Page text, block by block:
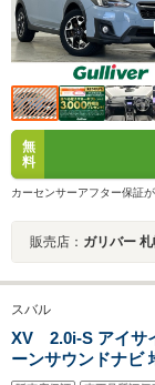
無
料
カーセンサーアフター保証
販売店： ガリバー
スバル
XV 2.0i-S アイサ
ーンサウンドナビ
接続 スバルリヤビ